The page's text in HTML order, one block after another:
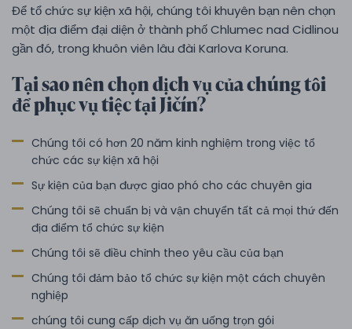
Để tổ chức sự kiện xã hội, chúng tôi khuyên bạn nên chọn
một địa điểm đại diện ở thành phố Chlumec nad Cidlinou
gần đó, trong khuôn viên lâu đài Karlova Koruna.
Tại sao nên chọn dịch vụ của chúng tôi
để phục vụ tiệc tại Jičín?
Chúng tôi có hơn 20 năm kinh nghiệm trong việc tổ
chức các sự kiện xã hội
Sự kiện của bạn được giao phó cho các chuyên gia
Chúng tôi sẽ chuẩn bị và vận chuyển tất cả mọi thứ đến
địa điểm tổ chức sự kiện
Chúng tôi sẽ điều chỉnh theo yêu cầu của bạn
Chúng tôi đảm bảo tổ chức sự kiện một cách chuyên
nghiệp
chúng tôi cung cấp dịch vụ ăn uống trọn gói